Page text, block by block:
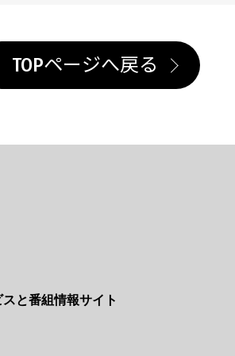
TOPページへ戻る
と番組情報サイト